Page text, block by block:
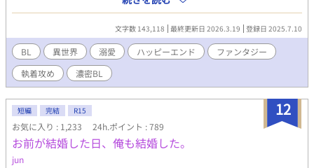
そんな中主人公のみに共通して持っている力は光属性。前提とし
て主人公は光属性の力を使い、世界を救わなければいけない。そ
のエンドコンテンツとして、世界中を旅するも良し、結婚して子
供を作ることができる。これまた凄い機能なのだが、この世界は
女同士でも男同士でも結婚することが出来る。子供も光属性の加
護？とやらで作れるというめちゃくちゃ設定だ。 そんな世界に転
生してしまった隼人。もちろん主人公に転生したものと思ってい
たが、属性は闇。 あれ？おかしいぞ？そう思った隼人だったが、
すぐそばにいたこの世界の兄を見て現実を知ってしまう。 「あ、
こいつが主人公だ」 超絶美形完璧光属性兄攻め×そんな兄から逃
げたい闇属性受けの繰り広げるファンタジーラブストーリー
文字数 143,118 最終更新日 2026.3.19 登録日 2025.7.10
BL 異世界 溺愛 ハッピーエンド
ファンタジー
執着攻め
濃密BL
12
短編 完結 R15
お気に入り : 1,233 24h.ポイント : 789
お前が結婚した日、俺も結婚した。
jun